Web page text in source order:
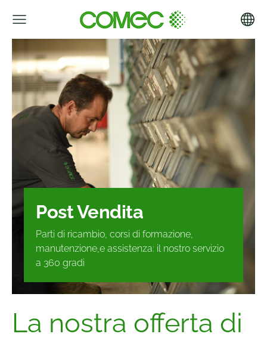
Post Vendita
Parti di ricambio, corsi di formazione,
manutenzione,e assistenza: il nostro servizio
a 360 gradi
La nostra offerta di